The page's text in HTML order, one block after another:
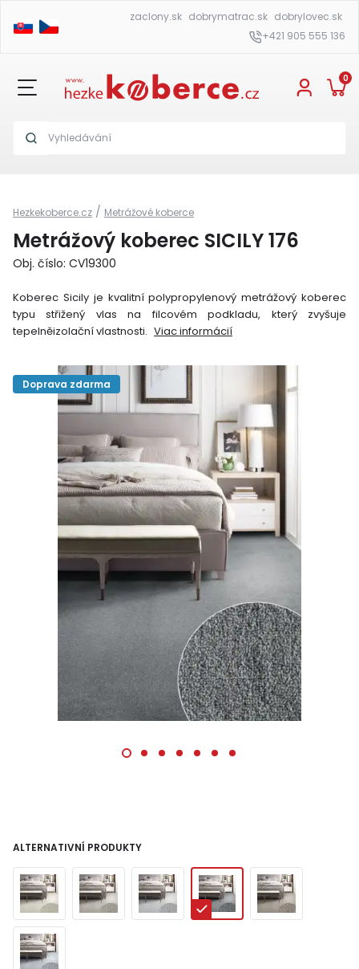
zaclony.sk dobrymatrac.sk dobrylovec.sk
+421 905 555 136
0
Hezkekoberce.cz / Metrážové koberce
Metrážový koberec SICILY 176
Obj. číslo: CV19300
Koberec Sicily je kvalitní polypropylenový metrážový koberec
typu střižený vlas na filcovém podkladu, který zvyšuje
tepelněizolační vlastnosti. Viac informácií
Doprava zdarma
ALTERNATIVNÍ PRODUKTY